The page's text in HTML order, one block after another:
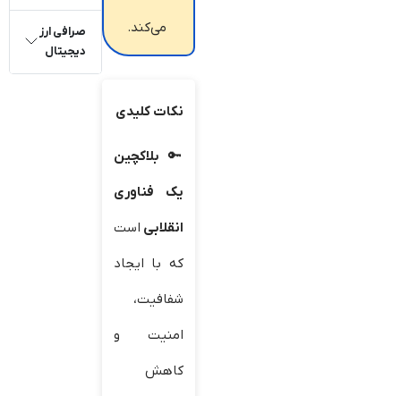
می‌کند.
نکات کلیدی
بلاکچین
یک فناوری
انقلابی است
که با ایجاد
شفافیت،
امنیت و
کاهش
صرافی ارز
دیجیتال